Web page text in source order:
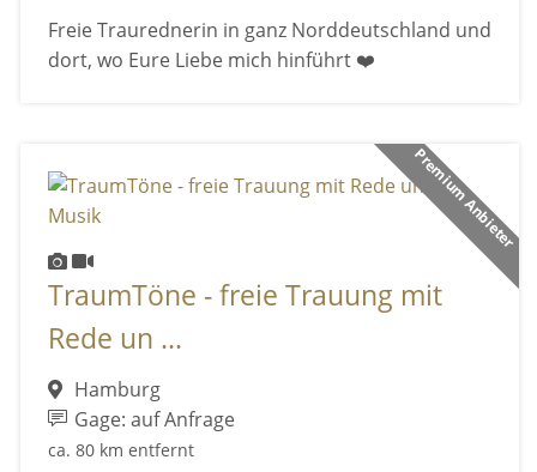
Freie Traurednerin in ganz Norddeutschland und
dort, wo Eure Liebe mich hinführt ❤️
Premium Anbieter
TraumTöne - freie Trauung mit
Rede un ...
Hamburg
Gage: auf Anfrage
ca. 80 km entfernt